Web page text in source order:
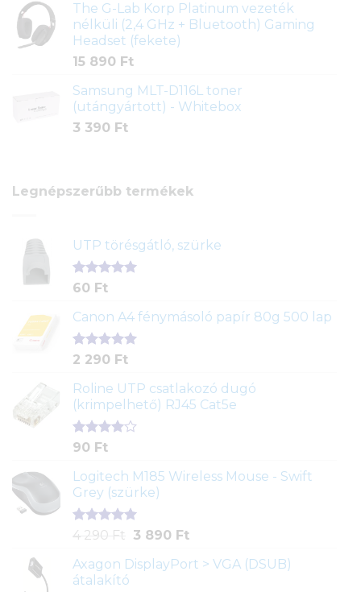
The G-Lab Korp Platinum vezeték
nélküli (2,4 GHz + Bluetooth) Gaming
Headset (fekete)
15 890 Ft
Samsung MLT-D116L toner
(utángyártott) - Whitebox
3 390 Ft
Legnépszerűbb termékek
UTP törésgátló, szürke
Értékelés
ből,
1
értékelés
alapján
60 Ft
Canon A4 fénymásoló papír 80g 500 lap
Értékelés
ből,
2
értékelés
alapján
2 290 Ft
Roline UTP csatlakozó dugó
(krimpelhető) RJ45 Cat5e
Értékelés
5-ből,
2
értékelés
alapján
90 Ft
Logitech M185 Wireless Mouse - Swift
Grey (szürke)
Értékelés
ből,
1
értékelés
alapján
4 290 Ft
Original
was:
3 890 FtCurrent
is:
Axagon DisplayPort > VGA (DSUB)
átalakító